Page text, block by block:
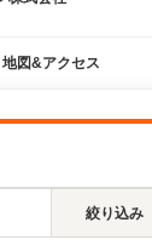
地図&アクセス
絞り込み